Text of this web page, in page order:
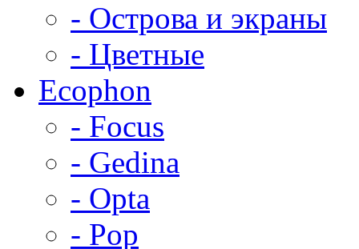
- Острова и экраны
- Цветные
Ecophon
- Focus
- Gedina
- Opta
- Pop